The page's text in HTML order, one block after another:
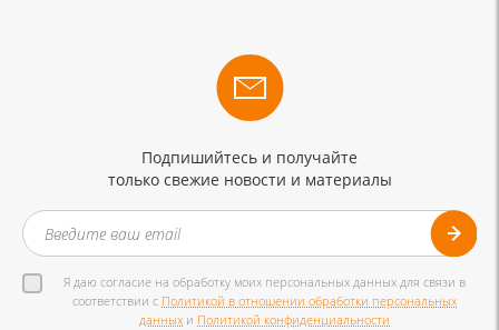
Подпишийтесь и получайте
только свежие новости и материалы
Я даю согласие на обработку моих персональных данных для связи в
соответствии с Политикой в отношении обработки персональных
данных и Политикой конфиденциальности